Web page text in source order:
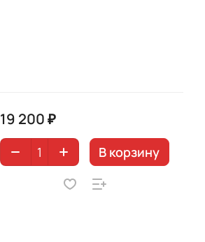
19 200 ₽
В корзину